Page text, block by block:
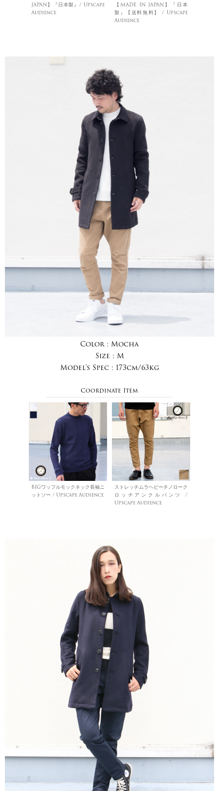
JAPAN】『日本製』/ Upscape
Audience
【MADE IN JAPAN】『日本
製』【送料無料】 / Upscape
Audience
Color : Mocha
Size : M
Model's Spec : 173cm/63kg
Coordinate Item
BIGワッフルモックネック長袖ニ
ットソー / Upscape Audience
ストレッチムラヘビーチノローク
ロッチアンクルパンツ /
Upscape Audience